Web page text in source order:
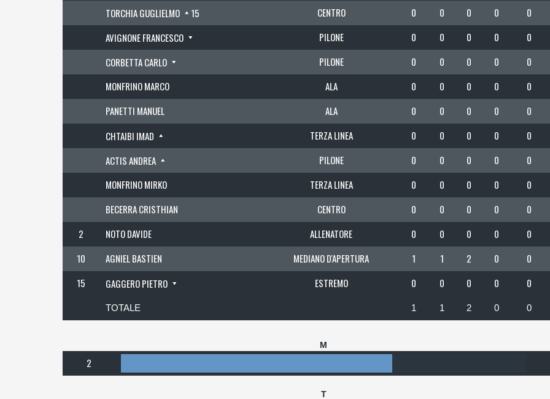
TORCHIA GUGLIELMO
15 CENTRO 0 0 0 0 0
AVIGNONE FRANCESCO
PILONE 0 0 0 0 0
CORBETTA CARLO
PILONE 0 0 0 0 0
MONFRINO MARCO
ALA 0 0 0 0 0
PANETTI MANUEL
ALA 0 0 0 0 0
CHTAIBI IMAD
TERZA LINEA 0 0 0 0 0
ACTIS ANDREA
PILONE 0 0 0 0 0
MONFRINO MIRKO
TERZA LINEA 0 0 0 0 0
BECERRA CRISTHIAN
CENTRO 0 0 0 0 0
2
NOTO DAVIDE ALLENATORE 0 0 0 0 0
10
AGNIEL BASTIEN MEDIANO D'APERTURA 1 1 2 0 0
15
GAGGERO PIETRO ESTREMO 0 0 0 0 0
TOTALE 1 1 2 0 0
M
2
T